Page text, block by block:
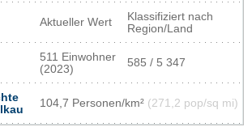
Aktueller Wert
Klassifiziert nach
Region/Land
511 Einwohner
(2023)
585 / 5 347
104,7 Personen/km² (271,2 pop/sq mi)